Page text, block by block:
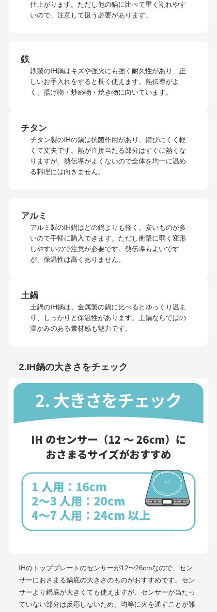
仕上がります。ただし他の鍋に比べて重く割れやす
いので、注意して扱う必要があります。
鉄
鉄製のIH鍋はキズや強火にも強く耐久性があり、正
しいお手入れをすると長く使えます。熱伝導がよ
く、揚げ物・炒め物・焼き物に向いています。
チタン
チタン製のIHの鍋は抗菌作用があり、錆びにくく軽
くて丈夫です。熱が直接当たる部分はすぐに熱くな
りますが、熱伝導がよくないので全体を均一に温め
る料理には向きません。
アルミ
アルミ製のIH鍋はどの鍋よりも軽く、安いものが多
いので手軽に購入できます。ただし衝撃に弱く変形
しやすいので注意が必要です。熱伝導もよいです
が、保温性は高くありません。
土鍋
土鍋のIH鍋は、金属製の鍋に比べるとゆっくり温ま
り、しっかりと保温性があります。土鍋ならではの
温かみのある素材感も魅力です。
2.IH鍋の大きさをチェック
IHのトッププレートのセンサーが12〜26cmなので、セン
サーにおさまる鍋底の大きさのものがおすすめです。セン
サーより鍋底が大きくても使えますが、センサーが当たっ
ていない部分は反応しないため、均等に火を通すことが難